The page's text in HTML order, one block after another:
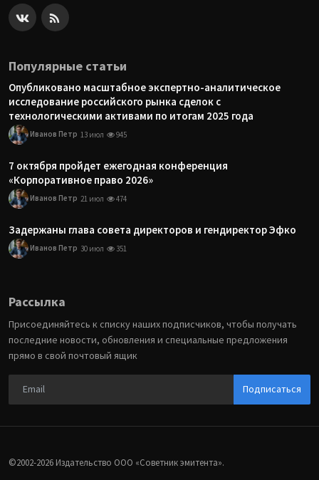
Популярные статьи
Опубликовано масштабное экспертно-аналитическое
исследование российского рынка сделок с
технологическими активами по итогам 2025 года
Иванов Петр 13 июл 945
7 октября пройдет ежегодная конференция
«Корпоративное право 2026»
Иванов Петр 21 июл 474
Задержаны глава совета директоров и гендиректор Эфко
Иванов Петр 30 июл 351
Рассылка
Присоединяйтесь к списку наших подписчиков, чтобы получать
последние новости, обновления и специальные предложения
прямо в свой почтовый ящик
Подписаться
©2002-2026 Издательство ООО «‎Советник эмитента».